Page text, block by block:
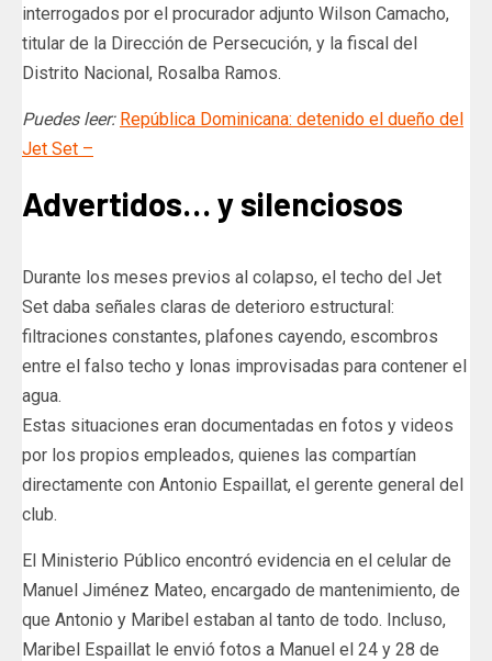
interrogados por el procurador adjunto Wilson Camacho,
titular de la Dirección de Persecución, y la fiscal del
Distrito Nacional, Rosalba Ramos.
Puedes leer: República Dominicana: detenido el dueño del
Jet Set –
Advertidos… y silenciosos
Durante los meses previos al colapso, el techo del Jet
Set daba señales claras de deterioro estructural:
filtraciones constantes, plafones cayendo, escombros
entre el falso techo y lonas improvisadas para contener el
agua.
Estas situaciones eran documentadas en fotos y videos
por los propios empleados, quienes las compartían
directamente con Antonio Espaillat, el gerente general del
club.
El Ministerio Público encontró evidencia en el celular de
Manuel Jiménez Mateo, encargado de mantenimiento, de
que Antonio y Maribel estaban al tanto de todo. Incluso,
Maribel Espaillat le envió fotos a Manuel el 24 y 28 de